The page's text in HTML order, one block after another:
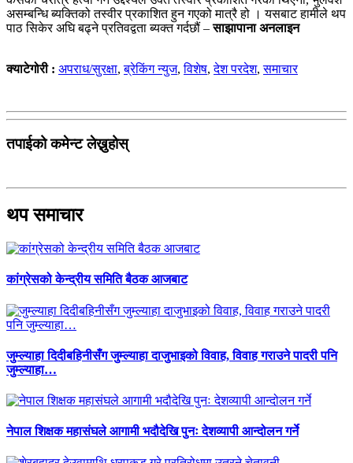
असम्बन्धि ब्यक्तिको तस्वीर प्रकाशित हुन गएको मात्रै हो । यसबाट हामीले थप
पाठ सिकेर अघि बढ्ने प्रतिवद्वता ब्यक्त गर्दछौं –साझापाना अनलाइन
क्याटेगोरी : अपराध/सुरक्षा,ब्रेकिंग न्युज,विशेष,देश परदेश,समाचार
तपाईको कमेन्ट लेख्नुहोस्
थप समाचार
कांग्रेसको केन्द्रीय समिति बैठक आजबाट
जुम्ल्याहा दिदीबहिनीसँग जुम्ल्याहा दाजुभाइको विवाह, विवाह गराउने पादरी पनि
जुम्ल्याहा…
नेपाल शिक्षक महासंघले आगामी भदौदेखि पुनः देशव्यापी आन्दोलन गर्ने